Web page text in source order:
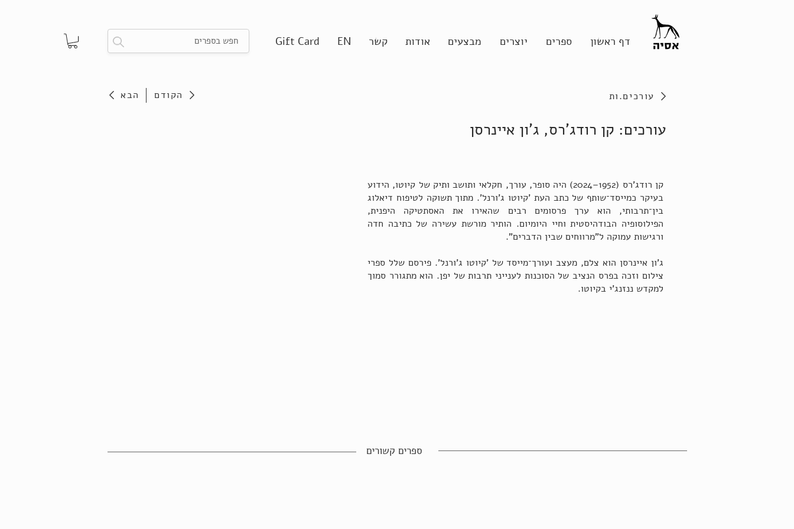
דף ראשון ספרים יוצרים מבצעים אודות קשר EN
Gift Card
הבא הקודם עורכים.ות
עורכים: קן רודג'רס, ג'ון איינרסן
קן רודג'רס (1952–2024) היה סופר, עורך, חקלאי ותושב ותיק של קיוטו, הידוע
בעיקר כמייסד־שותף של כתב העת 'קיוטו ג'ורנל'. מתוך תשוקה לטיפוח דיאלוג
בין־תרבותי, הוא ערך פרסומים רבים שהאירו את האסתטיקה היפנית,
הפילוסופיה הבודהיסטית וחיי היומיום. הותיר מורשת עשירה של כתיבה חדה
ורגישות עמוקה ל"מרווחים שבין הדברים".
ג'ון איינרסן הוא צלם, מעצב ועורך־מייסד של 'קיוטו ג'ורנל'. פירסם שלל ספרי
צילום וזכה בפרס הנציב של הסוכנות לענייני תרבות של יפן. הוא מתגורר סמוך
למקדש ננזנג'י בקיוטו.
ספרים קשורים